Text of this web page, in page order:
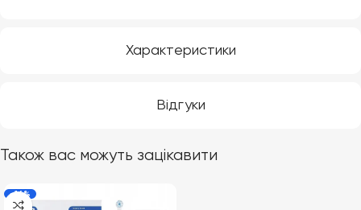
Характеристики
Відгуки
Також вас можуть зацікавити
-16%